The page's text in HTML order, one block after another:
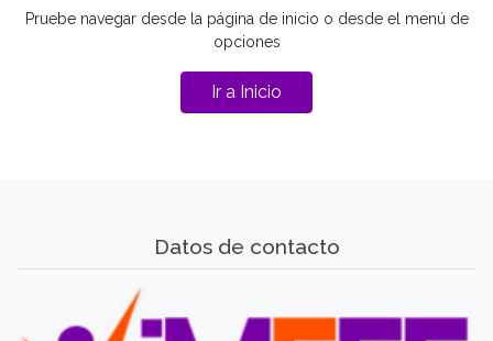
Pruebe navegar desde la página de inicio o desde el menú de
opciones
Ir a Inicio
Datos de contacto